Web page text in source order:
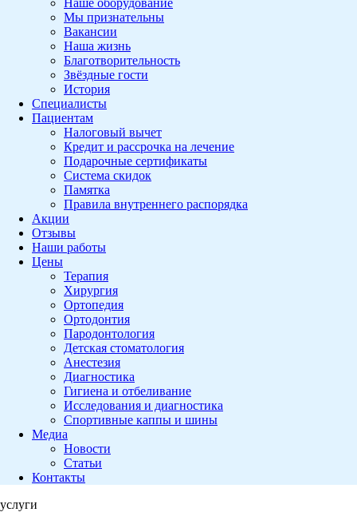
Наше оборудование
Мы признательны
Вакансии
Наша жизнь
Благотворительность
Звёздные гости
История
Специалисты
Пациентам
Налоговый вычет
Кредит и рассрочка на лечение
Подарочные сертификаты
Система скидок
Памятка
Правила внутреннего распорядка
Акции
Отзывы
Наши работы
Цены
Терапия
Хирургия
Ортопедия
Ортодонтия
Пародонтология
Детская стоматология
Анестезия
Диагностика
Гигиена и отбеливание
Исследования и диагностика
Спортивные каппы и шины
Медиа
Новости
Статьи
Контакты
услуги